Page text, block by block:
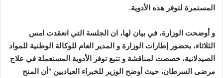
المستمرة لتوفر هذه الأدوية.
و أوضحت الوزارة، في بيان لها، ان الجلسة التي انعقدت امس
الثلاثاء، بحضور إطارات الوزارة و المدير العام للوكالة الوطنية للمواد
الصيدلانية، خصصت لمناقشة و تتبع توفر الأدوية المستعملة في علاج
مرضى السرطان، حيث أوضح الوزير للخبراء العياديين “أن المنح